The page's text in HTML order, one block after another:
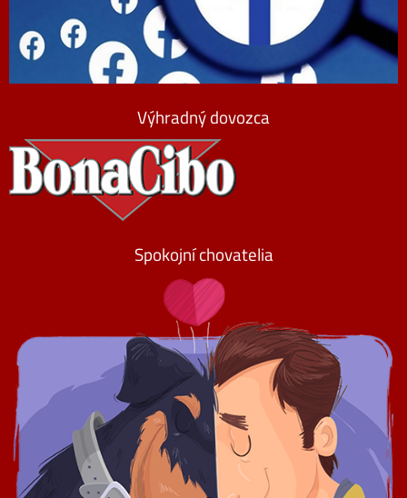
Výhradný dovozca
Spokojní chovatelia